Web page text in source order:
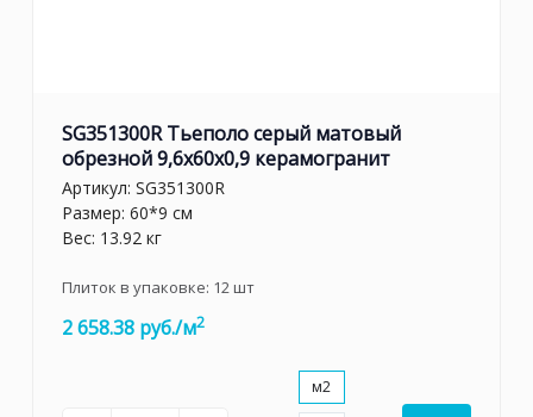
SG351300R Тьеполо серый матовый
обрезной 9,6x60x0,9 керамогранит
Артикул: SG351300R
Размер: 60*9 см
Вес: 13.92 кг
Плиток в упаковке: 12шт
2 658.38 руб./м2
м2